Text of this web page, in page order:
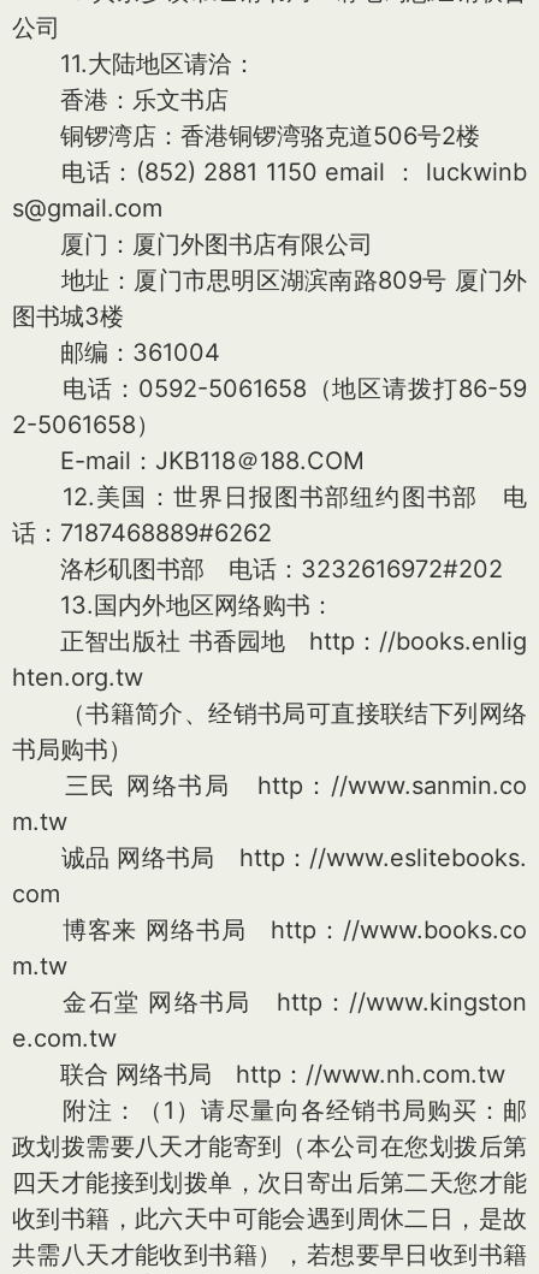
公司
11.大陆地区请洽：
香港：乐文书店
铜锣湾店：香港铜锣湾骆克道506号2楼
电话：(852) 2881 1150 email ： luckwinb
s@gmail.com
厦门：厦门外图书店有限公司
地址：厦门市思明区湖滨南路809号 厦门外
图书城3楼
邮编：361004
电话：0592-5061658（地区请拨打86-59
2-5061658）
E-mail：JKB118＠188.COM
12.美国：世界日报图书部纽约图书部 电
话：7187468889#6262
洛杉矶图书部 电话：3232616972#202
13.国内外地区网络购书：
正智出版社 书香园地 http：//books.enlig
hten.org.tw
（书籍简介、经销书局可直接联结下列网络
书局购书）
三民 网络书局 http：//www.sanmin.co
m.tw
诚品 网络书局 http：//www.eslitebooks.
com
博客来 网络书局 http：//www.books.co
m.tw
金石堂 网络书局 http：//www.kingston
e.com.tw
联合 网络书局 http：//www.nh.com.tw
附注：（1）请尽量向各经销书局购买：邮
政划拨需要八天才能寄到（本公司在您划拨后第
四天才能接到划拨单，次日寄出后第二天您才能
收到书籍，此六天中可能会遇到周休二日，是故
共需八天才能收到书籍），若想要早日收到书籍